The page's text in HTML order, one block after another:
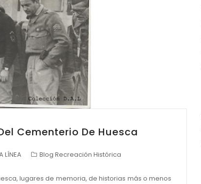
Cementerio De Huesca
LÍNEA Blog Recreación Histórica
lugares de memoria, de historias más o menos